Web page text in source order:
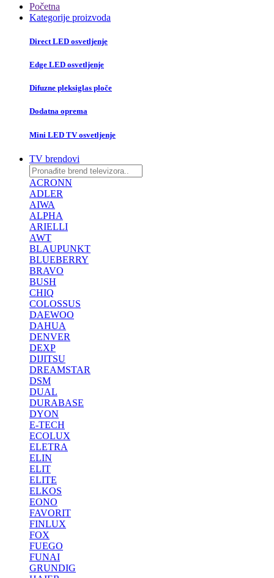
Početna
Kategorije proizvoda
Direct LED osvetljenje
Edge LED osvetljenje
Difuzne pleksiglas ploče
Dodatna oprema
Mini LED TV osvetljenje
TV brendovi
ACRONN
ADLER
AIWA
ALPHA
ARIELLI
AWT
BLAUPUNKT
BLUEBERRY
BRAVO
BUSH
CHIQ
COLOSSUS
DAEWOO
DAHUA
DENVER
DEXP
DIJITSU
DREAMSTAR
DSM
DUAL
DURABASE
DYON
E-TECH
ECOLUX
ELETRA
ELIN
ELIT
ELITE
ELKOS
EONO
FAVORIT
FINLUX
FOX
FUEGO
FUNAI
GRUNDIG